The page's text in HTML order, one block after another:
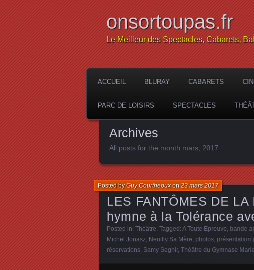
onsortoupas.fr
Le Meilleur des Spectacles, Cabarets,
ACCUEIL BLURAY CABARETS
PARC DE LOISIRS SPECTACLES
Archives
All posts for the month mars, 2017
LES FANTÔMES DE
hymne à la Tolérance
Posted byGuy Courtheouxon23 mars 2017
Posted in: Théâtre . Tagged: A Toute Epreuve bande
Michel Jonasz Neuilly Sa Mère photos présentation
réservations Samy Seghir, Théâtre du Gymnase